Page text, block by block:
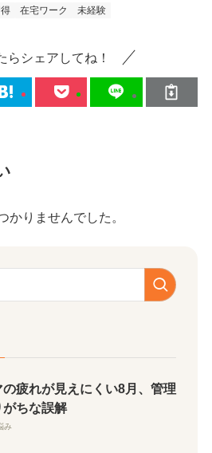
在宅ワーク 未経験
らシェアしてね！
かりませんでした。
の疲れが見えにくい8月、管理
ちな誤解
み